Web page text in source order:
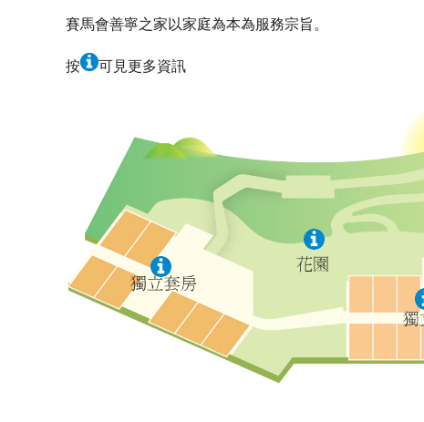
賽馬會善寧之家以家庭為本為服務宗旨。
按 可見更多資訊